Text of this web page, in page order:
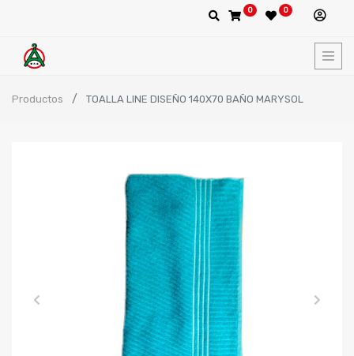
0 0
Productos TOALLA LINE DISEÑO 140X70 BAÑO MARYSOL